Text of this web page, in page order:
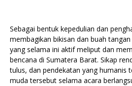
Sebagai bentuk kepedulian dan
membagikan bikisan dan buah
yang selama ini aktif meliput dan
bencana di Sumatera Barat. Sikap
tulus, dan pendekatan yang humanis
muda tersebut selama acara